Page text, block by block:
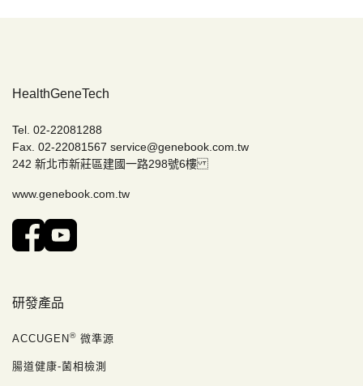
HealthGeneTech
Tel. 02-22081288
Fax. 02-22081567 service@genebook.com.tw
242 新北市新莊區建國一路298號6樓
www.genebook.com.tw
研發產品
ACCUGEN® 微準源
腸道健康-菌相檢測